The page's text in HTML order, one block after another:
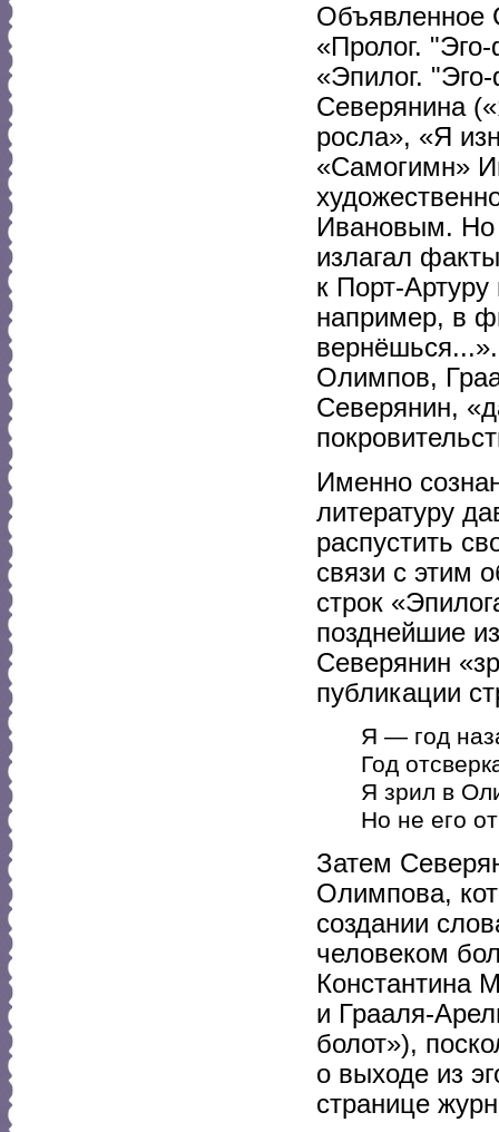
Объявленное
«Пролог.
«Эпилог.
Северянина
росла», «Я
«Самогимн»
Ивановым. Но
излагал
к Порт-
например, в
Олимпов,
Северянин,
Именно
литературу
распустить
связи с этим
строк
позднейшие
Северянин
публикации
Я — год
Год
Я зрил в
Но не его
Затем
Олимпова,
создании
человеком
Константина
и Грааля-
болот»),
о выходе из
странице